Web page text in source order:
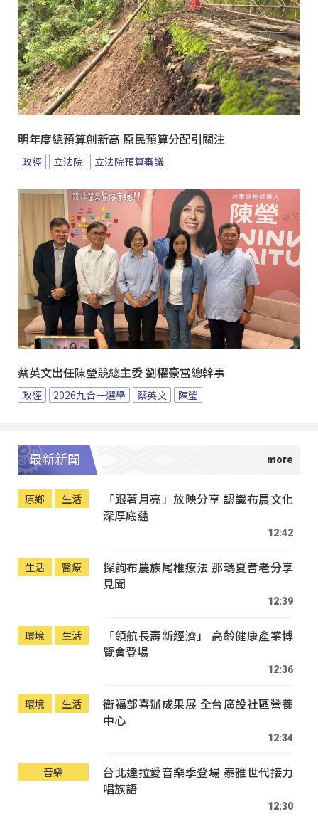
明年度總預算創新高 原民預算分配引關注
政經 立法院 立法院預算審議
蔡英文出任陳瑩競總主委 劉櫂豪當總幹事
政經 2026九合一選舉 蔡英文 陳瑩
最新新聞
原鄉 生活
「跟著月亮」放映分享 認識布農文化
深厚底蘊
12:42
生活 醫療
探詢布農族尾椎療法 那瑪夏耆老分享
見聞
12:39
環境 生活
「領航長壽新經濟」 高齡健康產業博
覽會登場
12:36
環境 生活
衛福部喜辦成果展 全台廣設社區營養
中心
12:34
音樂
台北達拉愛音樂季登場 泰雅世代接力
唱族語
12:30